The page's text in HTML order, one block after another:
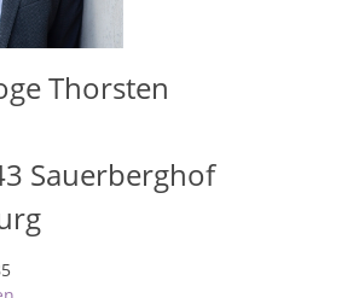
Thorsten
Sauerberghof